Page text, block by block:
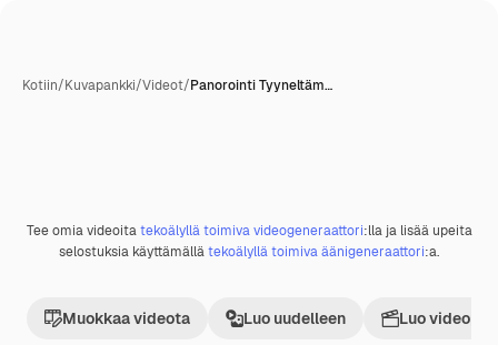
Kotiin/Kuvapankki/Videot/Panorointi Tyyneltäm…
Premium
Tee omia videoitatekoälyllä toimiva videogeneraattori:lla ja lisää upeita
selostuksia käyttämällätekoälyllä toimiva äänigeneraattori:a.
Muokkaa videota Luo uudelleen Luo